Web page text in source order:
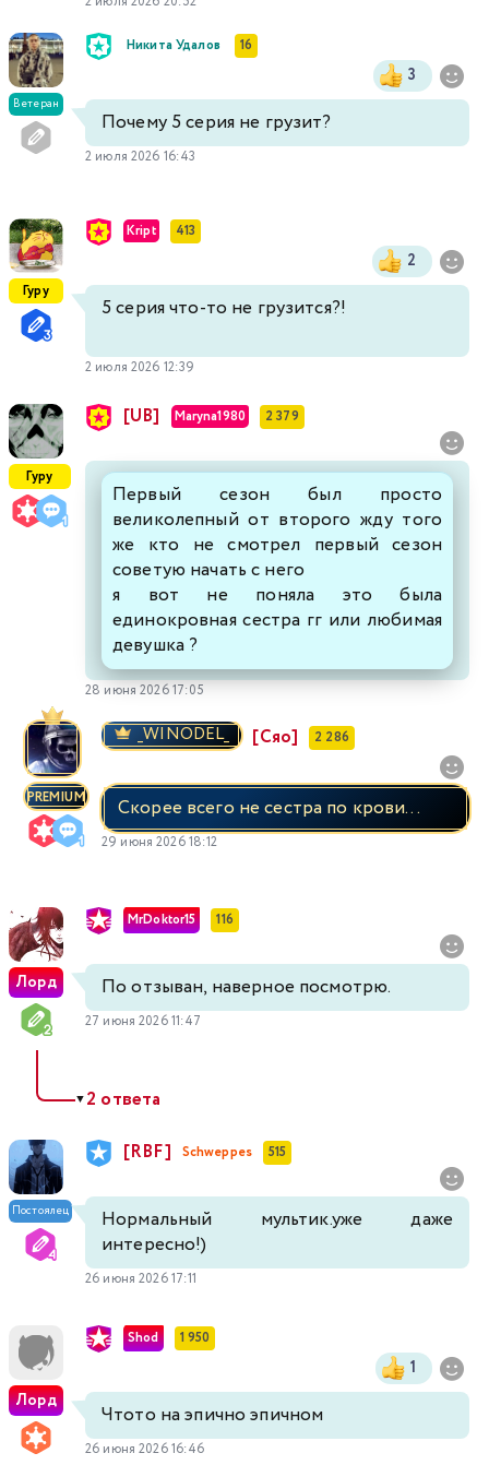
Ветеран
Никита Удалов 16
3
Почему 5 серия не грузит?
2 июля 2026 16:43
Гуру
Kript 413
2
5 серия что-то не грузится?!
2 июля 2026 12:39
Гуру
[UB] Maryna1980 2 379
Первый сезон был просто
великолепный от второго жду того
же кто не смотрел первый сезон
советую начать с него
я вот не поняла это была
единокровная сестра гг или любимая
девушка ?
28 июня 2026 17:05
PREMIUM
_WINODEL_ [Сяо] 2 286
Скорее всего не сестра по крови...
29 июня 2026 18:12
Лорд
MrDoktor15 116
По отзыван, наверное посмотрю.
27 июня 2026 11:47
▼2 ответа
Постоялец
[RBF] Schweppes 515
Нормальный мультик.уже даже
интересно!)
26 июня 2026 17:11
Лорд
Shod 1 950
1
Чтото на эпично эпичном
26 июня 2026 16:46